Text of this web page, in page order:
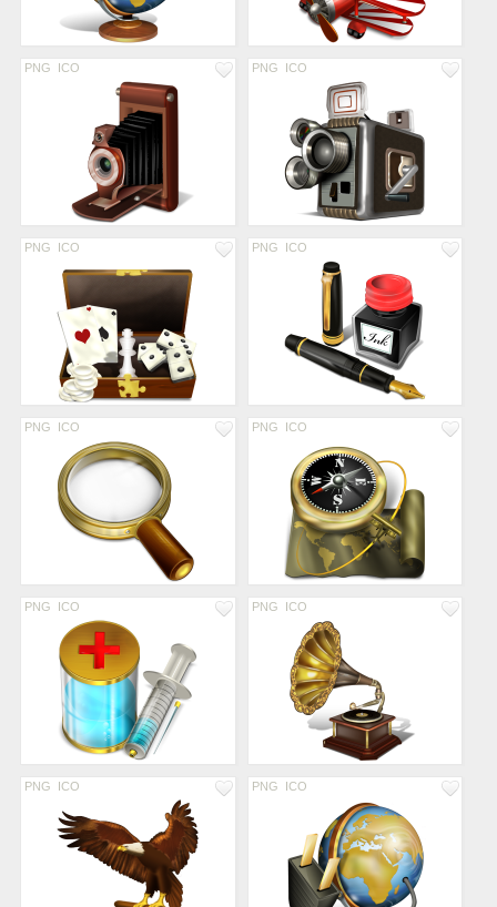
PNG ICO PNG ICO
PNG ICO PNG ICO
PNG ICO PNG ICO
PNG ICO PNG ICO
PNG ICO PNG ICO